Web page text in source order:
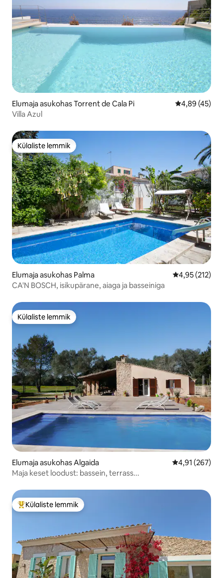
Elumaja asukohas Torrent de Cala Pi Keskmine
4,89 (45)
Villa Azul
Külaliste lemmik
Külaliste lemmik
Elumaja asukohas Palma Keskmine
4,95 (212)
CA'N BOSCH, isikupärane, aiaga ja basseiniga
Külaliste lemmik
Külaliste lemmik
Elumaja asukohas Algaida Keskmine
4,91 (267)
Maja keset loodust: bassein, terrass...
Külaliste suur lemmik
Külaliste lemmik